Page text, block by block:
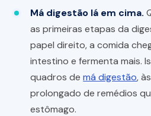
Má digestão lá em cima.
as primeiras etapas da
papel direito, a comida
intestino e fermenta mais.
quadros demá digestão,
prolongado de remédios
estômago.